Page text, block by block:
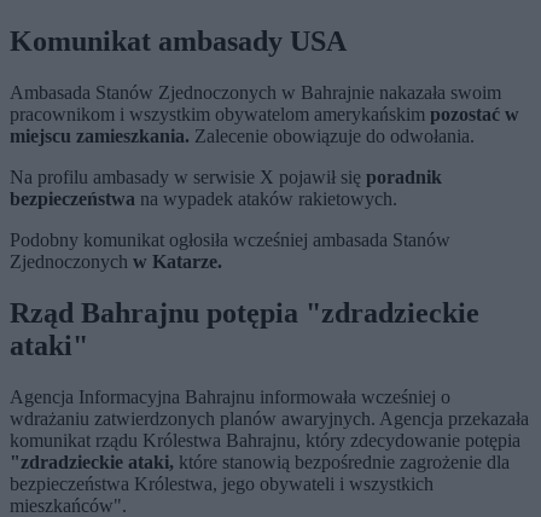
Komunikat ambasady USA
Ambasada Stanów Zjednoczonych w Bahrajnie nakazała swoim
pracownikom i wszystkim obywatelom amerykańskim pozostać w
miejscu zamieszkania. Zalecenie obowiązuje do odwołania.
Na profilu ambasady w serwisie X pojawił się poradnik
bezpieczeństwa na wypadek ataków rakietowych.
Podobny komunikat ogłosiła wcześniej ambasada Stanów
Zjednoczonych w Katarze.
Rząd Bahrajnu potępia "zdradzieckie
ataki"
Agencja Informacyjna Bahrajnu informowała wcześniej o
wdrażaniu zatwierdzonych planów awaryjnych. Agencja przekazała
komunikat rządu Królestwa Bahrajnu, który zdecydowanie potępia
"zdradzieckie ataki, które stanowią bezpośrednie zagrożenie dla
bezpieczeństwa Królestwa, jego obywateli i wszystkich
mieszkańców".